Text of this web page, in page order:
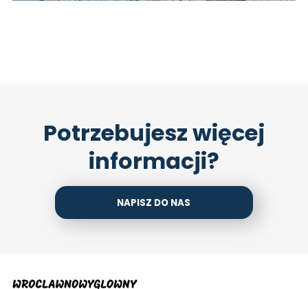
Potrzebujesz więcej
informacji?
NAPISZ DO NAS